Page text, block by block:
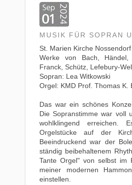
MUSIK FÜR SOPRAN
St. Marien Kirche Nossendorf
Werke von Bach, Händel,
Franck, Schütz, Lefebury-
Sopran: Lea Witkowski
Orgel: KMD Prof. Thomas K.
Das war ein schönes
Die Sopranstimme war voll
wohlklingend erreichen.
Orgelstücke auf der
Beeindruckend war der
ständig beibehaltenem
Tante Orgel" von selbst im
meiner modernen
einstellen.